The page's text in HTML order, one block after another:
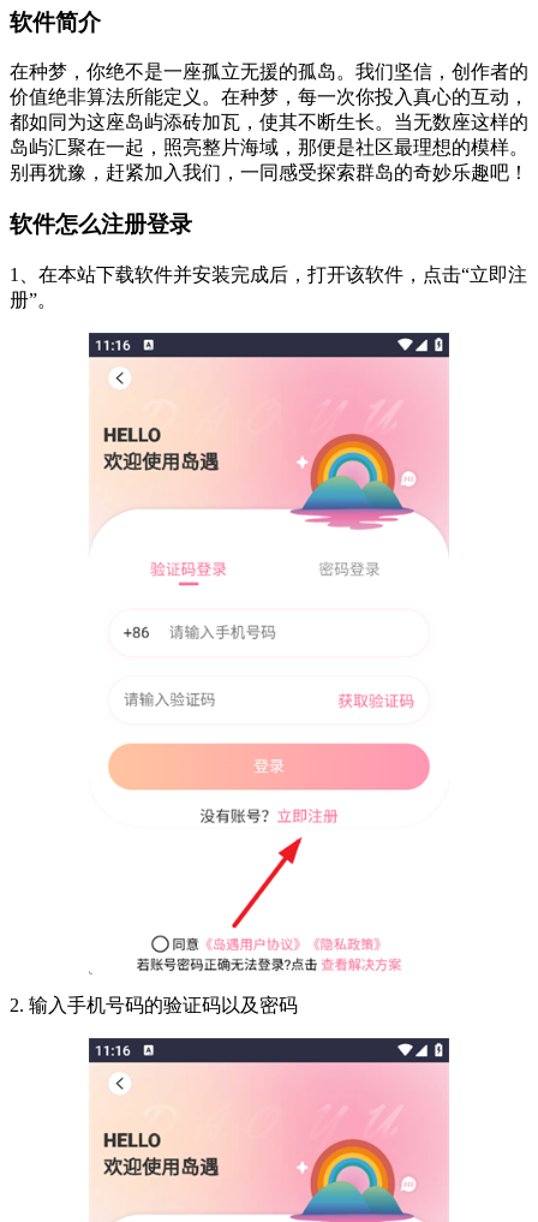
软件简介
在种梦，你绝不是一座孤立无援的孤岛。我们坚信，创作者的
价值绝非算法所能定义。在种梦，每一次你投入真心的互动，
都如同为这座岛屿添砖加瓦，使其不断生长。当无数座这样的
岛屿汇聚在一起，照亮整片海域，那便是社区最理想的模样。
别再犹豫，赶紧加入我们，一同感受探索群岛的奇妙乐趣吧！
软件怎么注册登录
1、在本站下载软件并安装完成后，打开该软件，点击“立即注
册”。
2. 输入手机号码的验证码以及密码